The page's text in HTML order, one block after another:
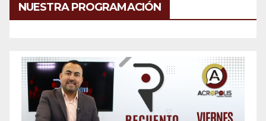
NUESTRA PROGRAMACIÓN